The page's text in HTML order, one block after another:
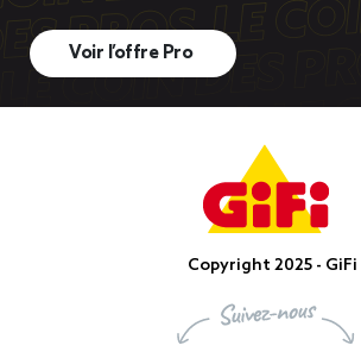
Voir l’offre Pro
Copyright 2025 - GiFi